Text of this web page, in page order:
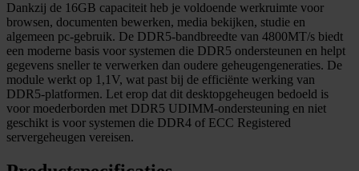
Dankzij de 16GB capaciteit heb je voldoende werkruimte voor
browsen, documenten bewerken, media bekijken, studie en
algemeen pc-gebruik. De DDR5-bandbreedte van 4800MT/s biedt
een moderne basis voor systemen die DDR5 ondersteunen en helpt
gegevens sneller te verwerken dan oudere geheugengeneraties. De
module werkt op 1,1V, wat past bij de efficiënte werking van
DDR5-platformen. Let erop dat dit desktopgeheugen bedoeld is
voor moederborden met DDR5 UDIMM-ondersteuning en niet
geschikt is voor systemen die DDR4 of ECC Registered
servergeheugen vereisen.